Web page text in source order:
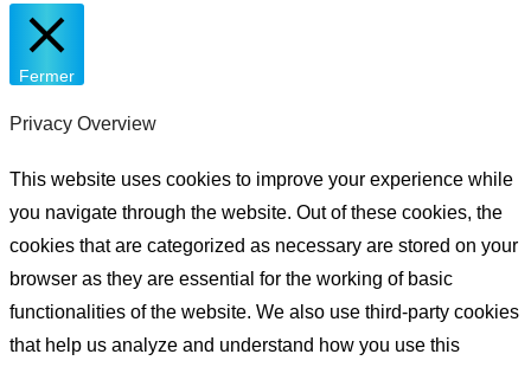
Fermer
Privacy Overview
This website uses cookies to improve your experience while
you navigate through the website. Out of these cookies, the
cookies that are categorized as necessary are stored on your
browser as they are essential for the working of basic
functionalities of the website. We also use third-party cookies
that help us analyze and understand how you use this